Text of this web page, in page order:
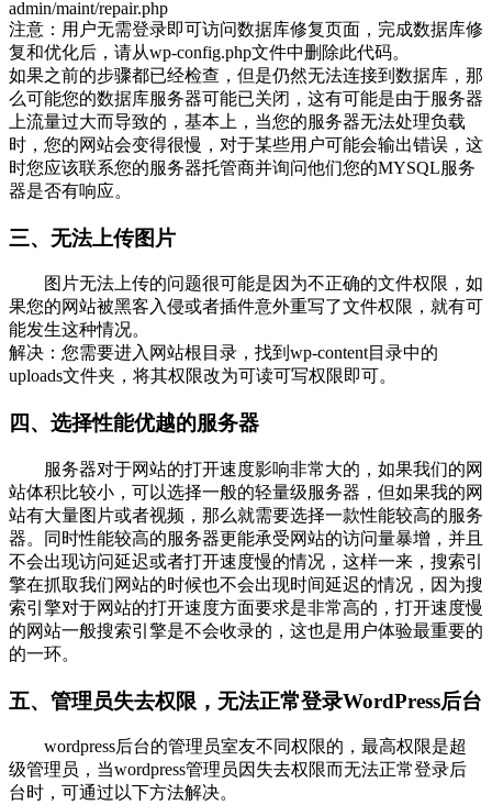
admin/maint/repair.php
注意：用户无需登录即可访问数据库修复页面，完成数据库修
复和优化后，请从wp-config.php文件中删除此代码。
如果之前的步骤都已经检查，但是仍然无法连接到数据库，那
么可能您的数据库服务器可能已关闭，这有可能是由于服务器
上流量过大而导致的，基本上，当您的服务器无法处理负载
时，您的网站会变得很慢，对于某些用户可能会输出错误，这
时您应该联系您的服务器托管商并询问他们您的MYSQL服务
器是否有响应。
三、无法上传图片
图片无法上传的问题很可能是因为不正确的文件权限，如
果您的网站被黑客入侵或者插件意外重写了文件权限，就有可
能发生这种情况。
解决：您需要进入网站根目录，找到wp-content目录中的
uploads文件夹，将其权限改为可读可写权限即可。
四、选择性能优越的服务器
服务器对于网站的打开速度影响非常大的，如果我们的网
站体积比较小，可以选择一般的轻量级服务器，但如果我的网
站有大量图片或者视频，那么就需要选择一款性能较高的服务
器。同时性能较高的服务器更能承受网站的访问量暴增，并且
不会出现访问延迟或者打开速度慢的情况，这样一来，搜索引
擎在抓取我们网站的时候也不会出现时间延迟的情况，因为搜
索引擎对于网站的打开速度方面要求是非常高的，打开速度慢
的网站一般搜索引擎是不会收录的，这也是用户体验最重要的
的一环。
五、管理员失去权限，无法正常登录WordPress后台
wordpress后台的管理员室友不同权限的，最高权限是超
级管理员，当wordpress管理员因失去权限而无法正常登录后
台时，可通过以下方法解决。